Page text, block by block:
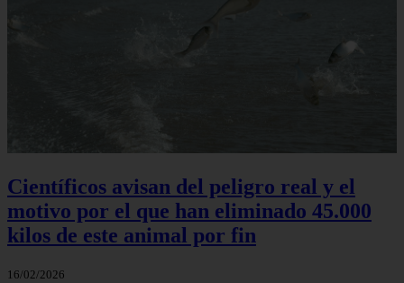
Científicos avisan del peligro real y el
motivo por el que han eliminado 45.000
kilos de este animal por fin
16/02/2026